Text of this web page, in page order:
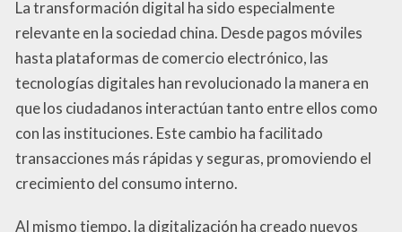
La transformación digital ha sido especialmente
relevante en la sociedad china. Desde pagos móviles
hasta plataformas de comercio electrónico, las
tecnologías digitales han revolucionado la manera en
que los ciudadanos interactúan tanto entre ellos como
con las instituciones. Este cambio ha facilitado
transacciones más rápidas y seguras, promoviendo el
crecimiento del consumo interno.
Al mismo tiempo, la digitalización ha creado nuevos